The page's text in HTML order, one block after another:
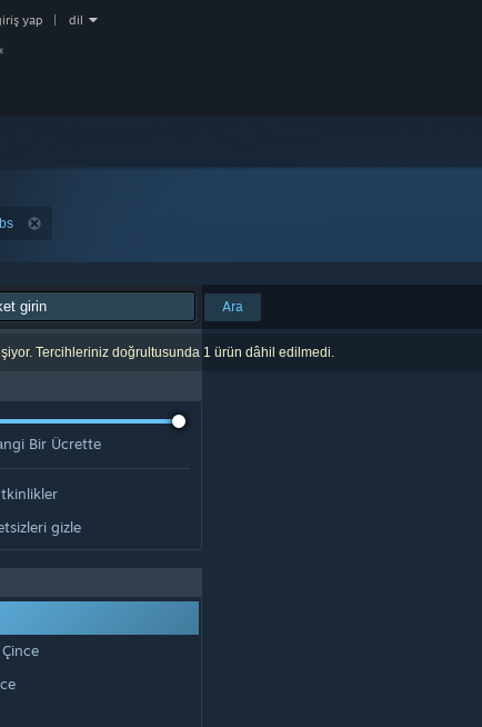
yap dil
Ara
Tercihleriniz doğrultusunda 1 ürün dâhil edilmedi.
Bir Ücrette
gizle